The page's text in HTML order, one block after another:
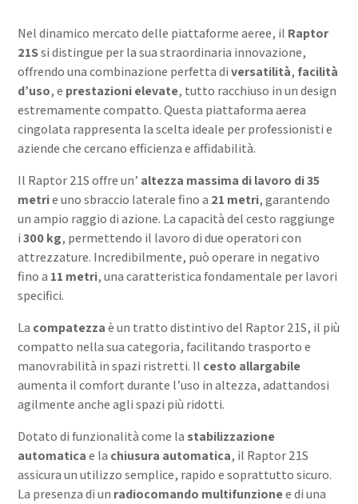
Nel dinamico mercato delle piattaforme aeree, il Raptor
21Ssi distingue per la sua straordinaria innovazione,
offrendo una combinazione perfetta diversatilità, facilità
d’uso, e prestazioni elevate, tutto racchiuso in un design
estremamente compatto. Questa piattaforma aerea
cingolata rappresenta la scelta ideale per professionisti e
aziende che cercano efficienza e affidabilità.
Il Raptor 21S offre un’ altezza massima di lavoro di 35
metrie uno sbraccio laterale fino a 21 metri, garantendo
un ampio raggio di azione. La capacità del cesto raggiunge
i300 kg, permettendo il lavoro di due operatori con
attrezzature. Incredibilmente, può operare in negativo
fino a 11 metri, una caratteristica fondamentale per lavori
specifici.
La compatezzaè un tratto distintivo del Raptor 21S, il più
compatto nella sua categoria, facilitando trasporto e
manovrabilità in spazi ristretti. Il cesto allargabile
aumenta il comfort durante l’uso in altezza, adattandosi
agilmente anche agli spazi più ridotti.
Dotato di funzionalità come la stabilizzazione
automaticae la chiusura automatica, il Raptor 21S
assicura un utilizzo semplice, rapido e soprattutto sicuro.
La presenza di un radiocomando multifunzionee di una